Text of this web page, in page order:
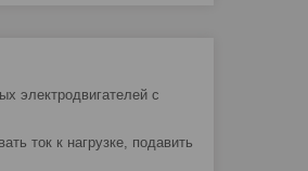
электродвигателей с
ток к нагрузке, подавить